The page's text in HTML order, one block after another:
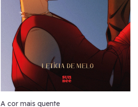
A cor mais quente